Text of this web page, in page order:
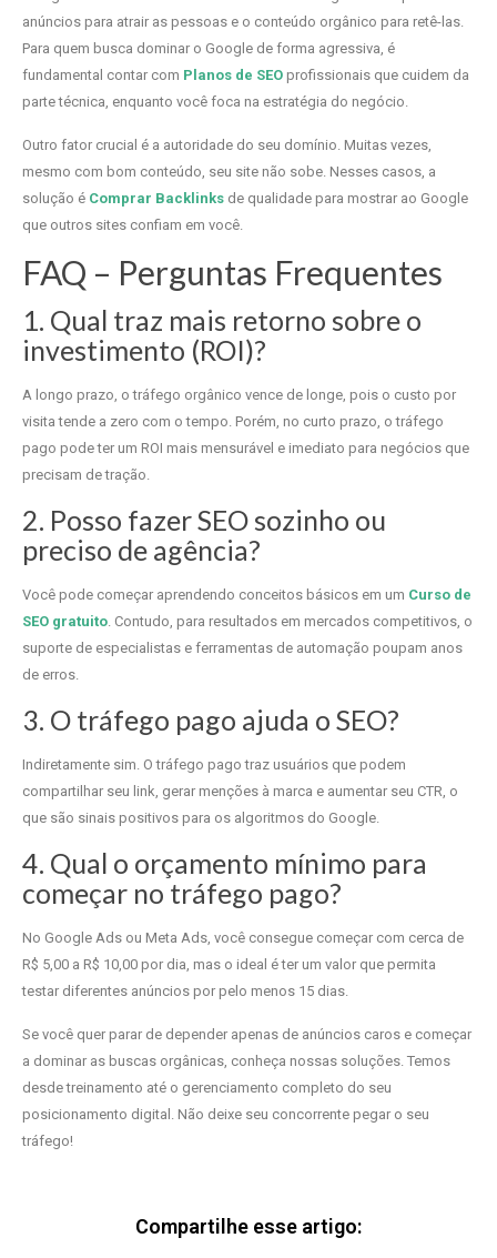
anúncios para atrair as pessoas e o conteúdo orgânico para retê-las.
Para quem busca dominar o Google de forma agressiva, é
fundamental contar com Planos de SEO profissionais que cuidem da
parte técnica, enquanto você foca na estratégia do negócio.
Outro fator crucial é a autoridade do seu domínio. Muitas vezes,
mesmo com bom conteúdo, seu site não sobe. Nesses casos, a
solução é Comprar Backlinks de qualidade para mostrar ao Google
que outros sites confiam em você.
FAQ – Perguntas Frequentes
1. Qual traz mais retorno sobre o
investimento (ROI)?
A longo prazo, o tráfego orgânico vence de longe, pois o custo por
visita tende a zero com o tempo. Porém, no curto prazo, o tráfego
pago pode ter um ROI mais mensurável e imediato para negócios que
precisam de tração.
2. Posso fazer SEO sozinho ou
preciso de agência?
Você pode começar aprendendo conceitos básicos em um Curso de
SEO gratuito . Contudo, para resultados em mercados competitivos, o
suporte de especialistas e ferramentas de automação poupam anos
de erros.
3. O tráfego pago ajuda o SEO?
Indiretamente sim. O tráfego pago traz usuários que podem
compartilhar seu link, gerar menções à marca e aumentar seu CTR, o
que são sinais positivos para os algoritmos do Google.
4. Qual o orçamento mínimo para
começar no tráfego pago?
No Google Ads ou Meta Ads, você consegue começar com cerca de
R$ 5,00 a R$ 10,00 por dia, mas o ideal é ter um valor que permita
testar diferentes anúncios por pelo menos 15 dias.
Se você quer parar de depender apenas de anúncios caros e começar
a dominar as buscas orgânicas, conheça nossas soluções. Temos
desde treinamento até o gerenciamento completo do seu
posicionamento digital. Não deixe seu concorrente pegar o seu
tráfego!
Compartilhe esse artigo: